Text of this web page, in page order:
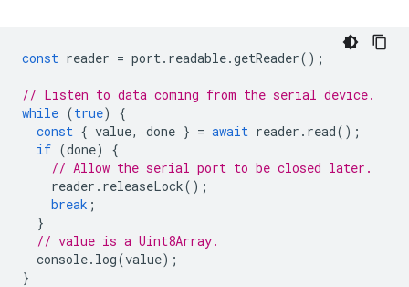
const reader = port. readable.getReader();
// Listen to data coming from the serial device.
while (true)
{
const { value, done } = await reader . read();
if (done)
{
// Allow the serial port to be closed later.
reader . releaseLock();
break ;
}
// value is a Uint8Array.
console. log(value);
}